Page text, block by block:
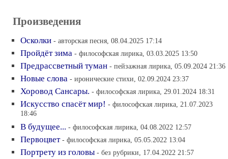
Произведения
Осколки - авторская песня, 08.04.2025 17:14
Пройдёт зима - философская лирика, 03.03.2025 13:50
Предрассветный туман - пейзажная лирика, 05.09.2024 21:36
Новые слова - иронические стихи, 02.09.2024 23:37
Хоровод Сансары. - философская лирика, 29.01.2024 18:31
Искусство спасёт мир! - философская лирика, 21.07.2023
18:46
В будущее... - философская лирика, 04.08.2022 12:57
Первоцвет - философская лирика, 05.05.2022 13:04
Портрету из головы - без рубрики, 17.04.2022 21:57